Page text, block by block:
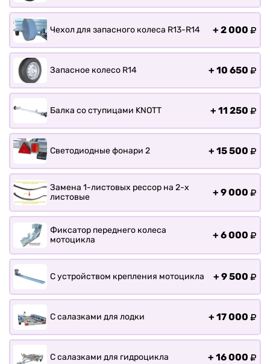
Чехол для запасного колеса R13-R14 + 2 000
Запасное колесо R14 + 10 650
Балка со ступицами KNOTT + 11 250
Светодиодные фонари 2 + 15 500
Замена 1-листовых рессор на 2-х
листовые
+ 9 000
Фиксатор переднего колеса
мотоцикла
+ 6 000
С устройством крепления мотоцикла + 9 500
С салазками для лодки + 17 000
С салазками для гидроцикла + 16 000